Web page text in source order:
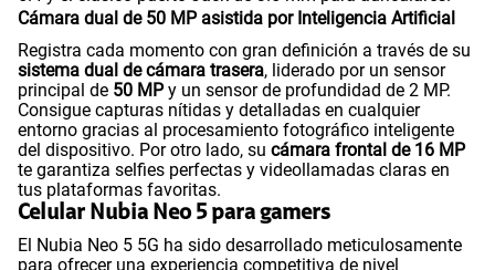
Cámara dual de 50 MP asistida por Inteligencia Artificial
Registra cada momento con gran definición a través de su
sistema dual de cámara trasera, liderado por un sensor
principal de 50 MPy un sensor de profundidad de 2 MP.
Consigue capturas nítidas y detalladas en cualquier
entorno gracias al procesamiento fotográfico inteligente
del dispositivo. Por otro lado, su cámara frontal de 16 MP
te garantiza selfies perfectas y videollamadas claras en
tus plataformas favoritas.
Celular Nubia Neo 5 para gamers
El Nubia Neo 5 5G ha sido desarrollado meticulosamente
para ofrecer una experiencia competitiva de nivel